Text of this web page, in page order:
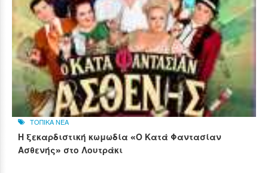
ΤΟΠΙΚΑ ΝΕΑ
Η ξεκαρδιστική κωμωδία «Ο Κατά Φαντασίαν
Ασθενής» στο Λουτράκι